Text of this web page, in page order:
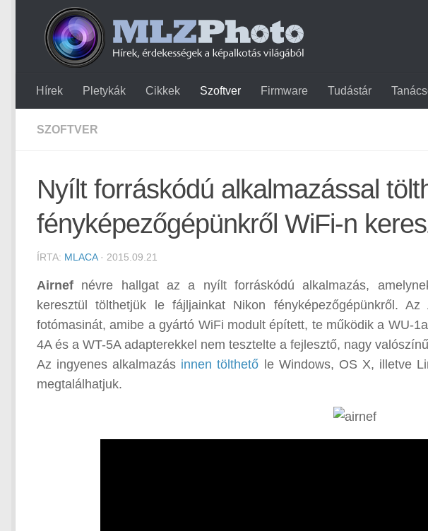
Hírek Pletykák Cikkek Szoftver Firmware Tudástár
SZOFTVER
Nyílt forráskódú alkalmazással
fényképezőgépünkről WiFi-n
ÍRTA: MLACA· 2015.09.21
Airnef névre hallgat az a nyílt forráskódú alkalmazás,
keresztül tölthetjük le fájljainkat Nikon fényképezőgépünkről.
fotómasinát, amibe a gyártó WiFi modult épített, te működik a WU-
4A és a WT-5A adapterekkel nem tesztelte a fejlesztő, nagy
Az ingyenes alkalmazás innen tölthető le Windows, OS X, illetve
megtalálhatjuk.